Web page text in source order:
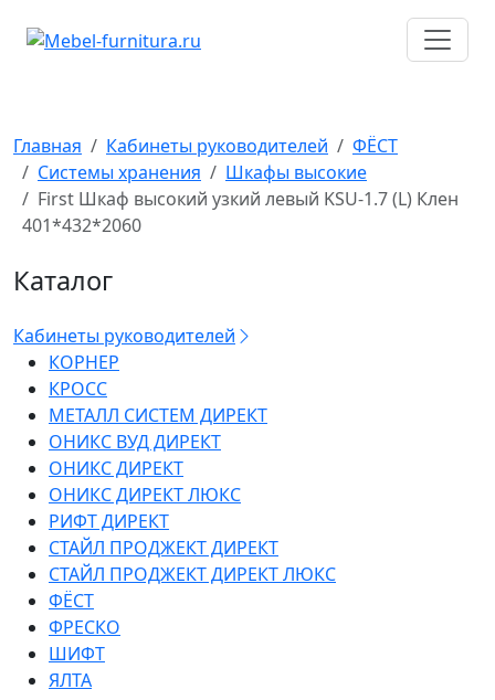
Главная Кабинеты руководителей
ФЁСТ
Системы хранения
Шкафы высокие
First Шкаф высокий узкий левый KSU-1.7 (L) Клен
401*432*2060
Каталог
Кабинеты руководителей
КОРНЕР
КРОСС
МЕТАЛЛ СИСТЕМ ДИРЕКТ
ОНИКС ВУД ДИРЕКТ
ОНИКС ДИРЕКТ
ОНИКС ДИРЕКТ ЛЮКС
РИФТ ДИРЕКТ
СТАЙЛ ПРОДЖЕКТ ДИРЕКТ
СТАЙЛ ПРОДЖЕКТ ДИРЕКТ ЛЮКС
ФЁСТ
ФРЕСКО
ШИФТ
ЯЛТА